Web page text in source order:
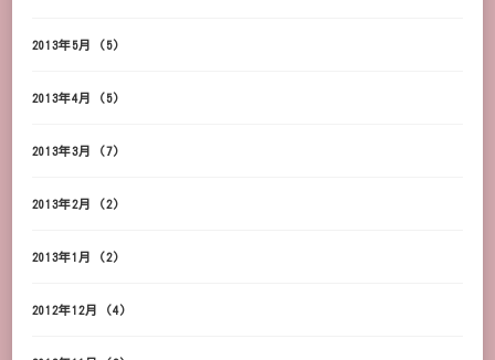
2013年5月 (5)
2013年4月 (5)
2013年3月 (7)
2013年2月 (2)
2013年1月 (2)
2012年12月 (4)